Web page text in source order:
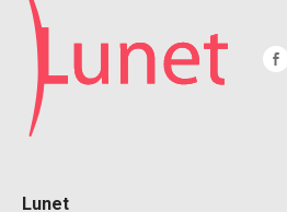
Lunet